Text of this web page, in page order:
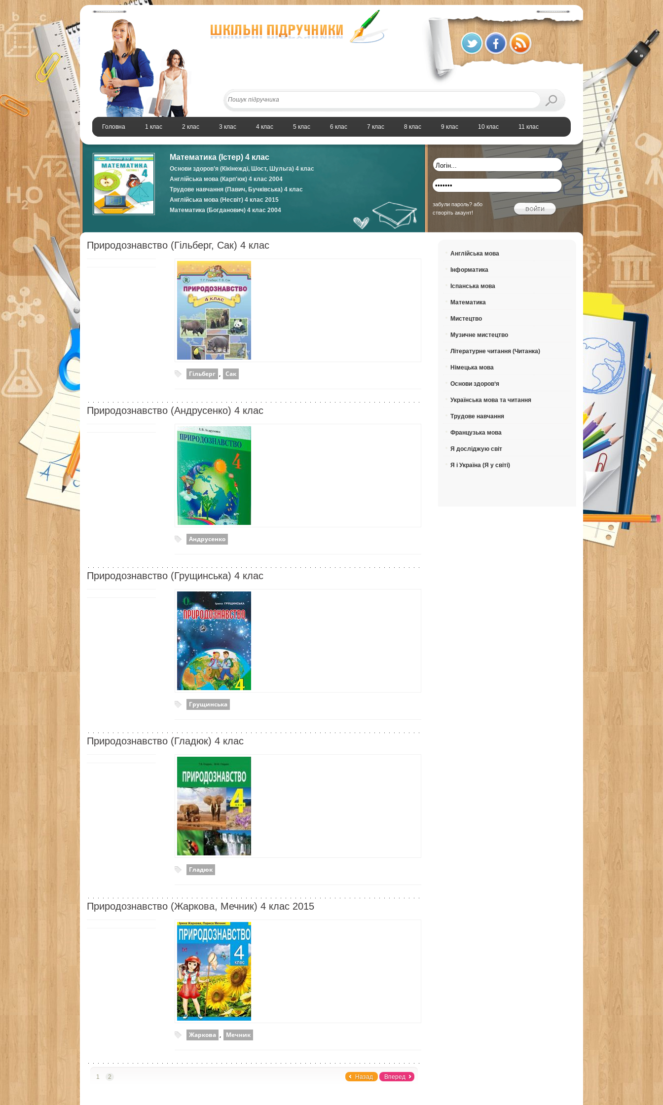
Головна 1 клас 2 клас 3 клас 4 клас 5 клас 6 клас 7 клас 8 клас 9 клас 10 клас 11 клас
забули пароль? або
створіть акаунт!
Математика (Істер) 4 клас
Основи здоров’я (Кікінежді, Шост, Шульга) 4 клас
Англійська мова (Карп'юк) 4 клас 2004
Трудове навчання (Павич, Бучківська) 4 клас
Англійська мова (Несвіт) 4 клас 2015
Математика (Богданович) 4 клас 2004
Природознавство (Гільберг, Сак) 4 клас
Гільберг , Сак
Природознавство (Андрусенко) 4 клас
Андрусенко
Природознавство (Грущинська) 4 клас
Грущинська
Природознавство (Гладюк) 4 клас
Гладюк
Природознавство (Жаркова, Мечник) 4 клас 2015
Жаркова , Мечник
1 2 Назад Вперед
Англійська мова
Інформатика
Іспанська мова
Математика
Мистецтво
Музичне мистецтво
Літературне читання (Читанка)
Німецька мова
Основи здоров‘я
Українська мова та читання
Трудове навчання
Французька мова
Я досліджую світ
Я і Україна (Я у світі)